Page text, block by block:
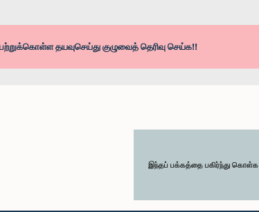
தயவுசெய்து குழுவைத் தெரிவு செய்க!!
இந்தப் பக்கத்தை பகிர்ந்து கொள்க